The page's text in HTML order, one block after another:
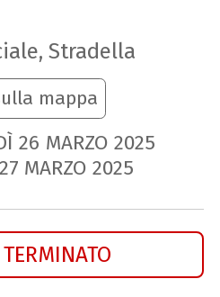
Stradella
mappa
26 MARZO 2025
27 MARZO 2025